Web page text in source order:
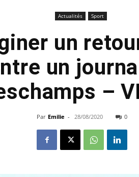
Actualités Sport
un
un
–
Par Emilie - 28/08/2020 0